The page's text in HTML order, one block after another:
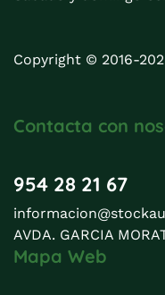
Copyright © 2016-
Contacta con
954 28 21 67
AVDA. GARCIA
Mapa Web